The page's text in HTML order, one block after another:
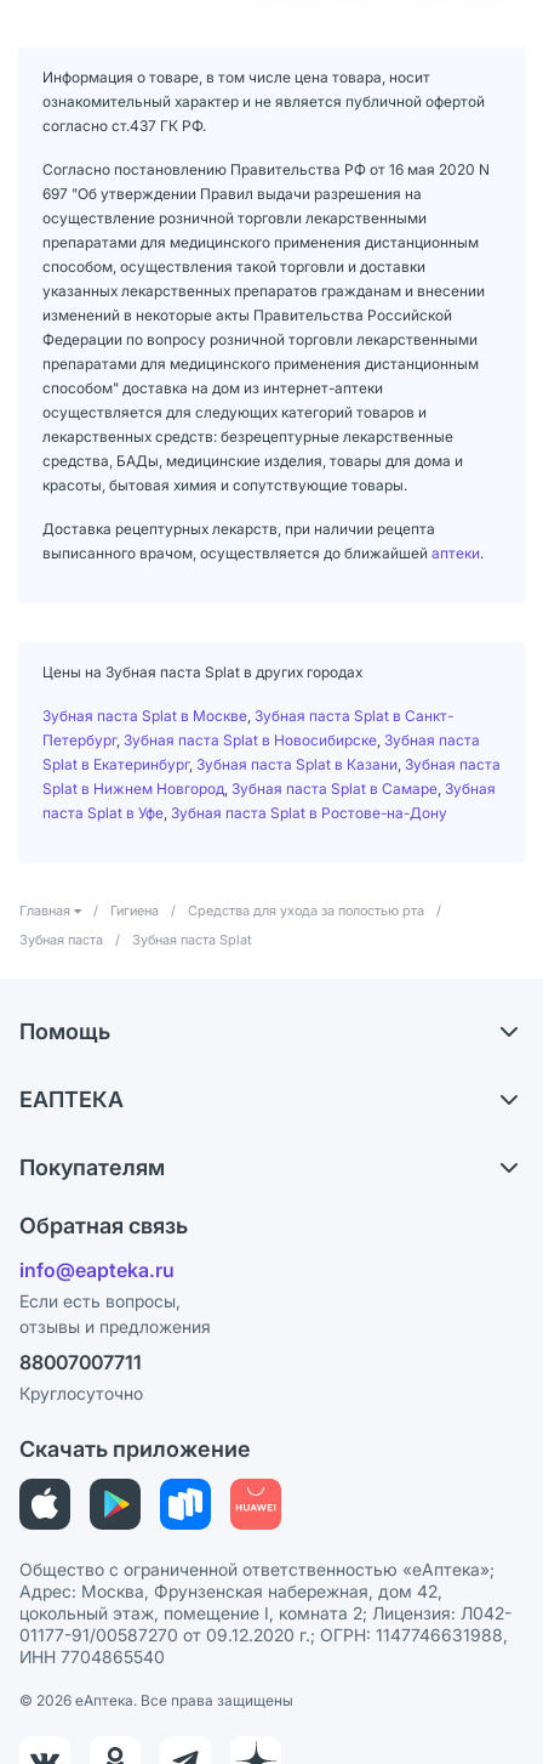
Информация о товаре, в том числе цена товара, носит
ознакомительный характер и не является публичной офертой
согласно ст.437 ГК РФ.
Согласно постановлению Правительства РФ от 16 мая 2020 N
697 "Об утверждении Правил выдачи разрешения на
осуществление розничной торговли лекарственными
препаратами для медицинского применения дистанционным
способом, осуществления такой торговли и доставки
указанных лекарственных препаратов гражданам и внесении
изменений в некоторые акты Правительства Российской
Федерации по вопросу розничной торговли лекарственными
препаратами для медицинского применения дистанционным
способом" доставка на дом из интернет-аптеки
осуществляется для следующих категорий товаров и
лекарственных средств: безрецептурные лекарственные
средства, БАДы, медицинские изделия, товары для дома и
красоты, бытовая химия и сопутствующие товары.
Доставка рецептурных лекарств, при наличии рецепта
выписанного врачом, осуществляется до ближайшей аптеки.
Цены на Зубная паста Splat в других городах
Зубная паста Splat в Москве Зубная паста Splat в Санкт-
Петербург, Зубная паста Splat в Новосибирске Зубная паста
Splat в Екатеринбург, Зубная паста Splat в Казани Зубная паста
Splat в Нижнем Новгород Зубная паста Splat в Самаре Зубная
паста Splat в Уфе Зубная паста Splat в Ростове-на-Дону
Главная / Гигиена / Средства для ухода за полостью рта
/
Зубная паста
/ Зубная паста Splat
Помощь
Самовывоз из аптек
Ответы на вопросы
Блог
ЕАПТЕКА
Карьера
Поставщики
Лицензия
Реклама на сайте
Ваши товары на ЕАПТЕКЕ
Покупателям
Программа СберСпасибо
Политика конфиденциальности
Пользовательское соглашение
Политика рекомендаций
Этика и соответствие
Политика в отношении обработки персональных данных
Обратная связь
info@eapteka.ru
Если есть вопросы,
отзывы и предложения
88007007711
Круглосуточно
Скачать приложение
Общество с ограниченной ответственностью «еАптека»;
Адрес: Москва, Фрунзенская набережная, дом 42,
цокольный этаж, помещение I, комната 2; Лицензия: Л042-
01177-91/00587270 от 09.12.2020 г.; ОГРН: 1147746631988,
ИНН 7704865540
© 2026 eАптека. Все права защищены